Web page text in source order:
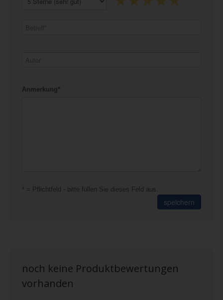
Anmerkung*
* = Pflichtfeld - bitte füllen Sie dieses Feld aus.
speichern
noch keine Produktbewertungen
vorhanden